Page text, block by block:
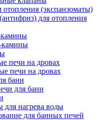
отопления (экспанзоматы)
для отопления
камины
камины
печи на дровах
печи на дровах
бани
для бани
для нагрева воды
для банных печей